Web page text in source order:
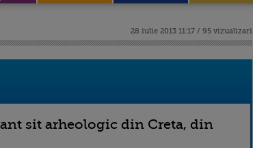
28 iulie 2013 11:17 / 95 vizualizari
sit arheologic din Creta, din